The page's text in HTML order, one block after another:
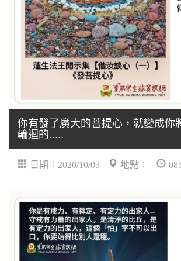
你有發了廣大的菩提心，就變成你
輪迴的.....
日期：2020/10/03 地點：